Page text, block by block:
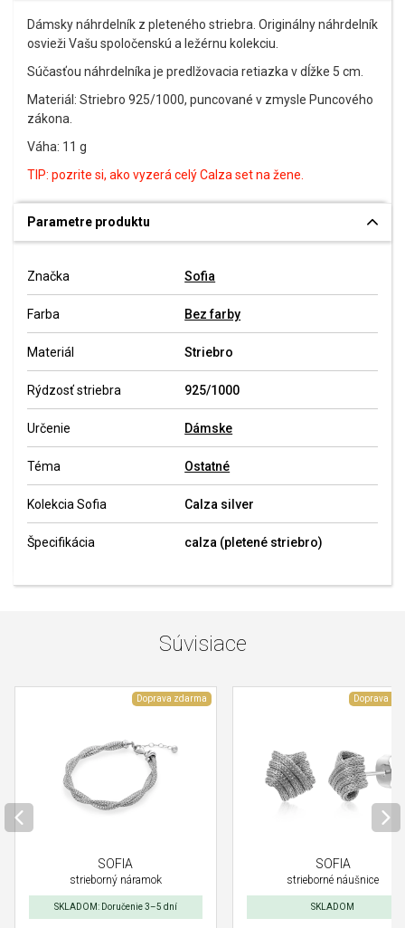
Dámsky náhrdelník z pleteného striebra. Originálny náhrdelník
osvieži Vašu spoločenskú a ležérnu kolekciu.
Súčasťou náhrdelníka je predlžovacia retiazka v dĺžke 5 cm.
Materiál: Striebro 925/1000, puncované v zmysle Puncového
zákona.
Váha: 11 g
TIP: pozrite si, ako vyzerá celý Calza set na žene.
Parametre produktu
Značka Sofia
Farba Bez farby
Materiál Striebro
Rýdzosť striebra 925/1000
Určenie Dámske
Téma Ostatné
Kolekcia Sofia Calza silver
Špecifikácia calza (pletené striebro)
Súvisiace
Doprava zdarma
SOFIA
strieborný náramok
SKLADOM: Doručenie 3–5 dní
Doprava
SOFIA
strieborné náušnice
SKLADOM